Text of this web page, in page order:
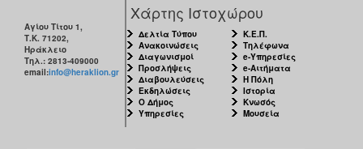
Αγίου Τίτου 1,
Τ.Κ. 71202,
Ηράκλειο
Τηλ.: 2813-409000
email:info@heraklion.gr
Χάρτης Ιστοχώρου
Δελτία Τύπου
Ανακοινώσεις
Διαγωνισμοί
Προσλήψεις
Διαβουλεύσεις
Εκδηλώσεις
Ο Δήμος
Υπηρεσίες
Κ.Ε.Π.
Τηλέφωνα
e-Υπηρεσίες
e-Αιτήματα
Η Πόλη
Ιστορία
Κνωσός
Μουσεία